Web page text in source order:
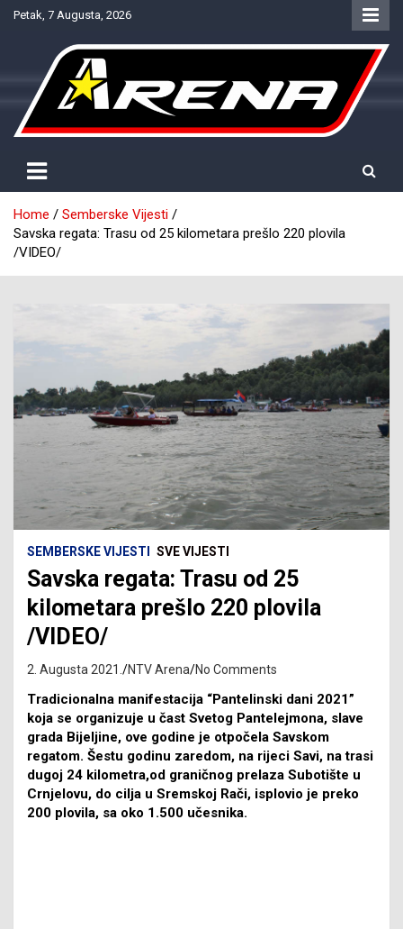
SkipPetak, 7 Augusta, 2026
NTV Arena
Home
Semberske Vijesti
Savska regata: Trasu od 25 kilometara prešlo 220 plovila
/VIDEO/
SEMBERSKE VIJESTI SVE VIJESTI
Savska regata: Trasu od 25
kilometara prešlo 220 plovila
/VIDEO/
2. Augusta 2021. NTV Arena No Comments
Tradicionalna manifestacija “Pantelinski dani 2021”
koja se organizuje u čast Svetog Pantelejmona, slave
grada Bijeljine, ove godine je otpočela Savskom
regatom. Šestu godinu zaredom, na rijeci Savi, na trasi
dugoj 24 kilometra,od graničnog prelaza Subotište u
Crnjelovu, do cilja u Sremskoj Rači, isplovio je preko
200 plovila, sa oko 1.500 učesnika.